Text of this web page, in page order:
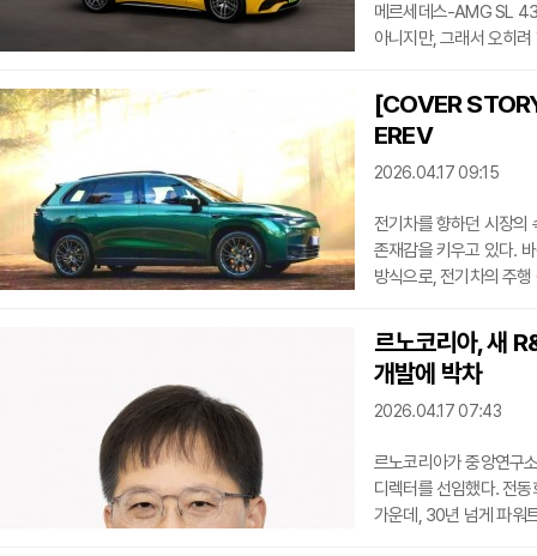
메르세데스-AMG SL
아니지만, 그래서 오히
AMG 특유의 긴장감을
반영하면서도, 운전자
주행에 집중하게 만든다
갈릴 지점이다. 시각적으
[COVER
EREV
2026.04.17 09:15
전기차를 향하던 시장의
존재감을 키우고 있다.
방식으로, 전기차의 주
대응하며 현실적이자 합
REEV, 유럽 시장에 던
리프모터 C10 REEV다.
모델을 유럽 시장에 공개
르노코리아, 새
개발에 박차
2026.04.17 07:43
르노코리아가 중앙연구
디렉터를 선임했다. 전
가운데, 30년 넘게 파워